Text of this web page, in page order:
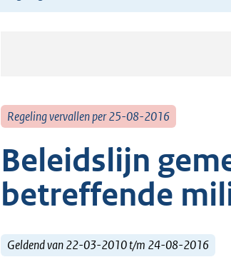
Regeling vervallen per 25-08-2016
Beleidslijn
betreffende
Geldend van 22-03-2010 t/m 24-08-2016